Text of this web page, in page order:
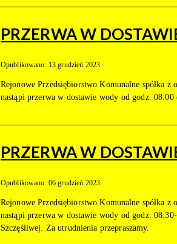
PRZERWA W
Opublikowano: 13 grudzień 2023
Rejonowe Przedsiębiorstwo Komunalne spółka
nastąpi przerwa w dostawie wody od godz.
PRZERWA W
Opublikowano: 06 grudzień 2023
Rejonowe Przedsiębiorstwo Komunalne spółka
nastąpi przerwa w dostawie wody od godz.
Szczęśliwej. Za utrudnienia przepraszamy.